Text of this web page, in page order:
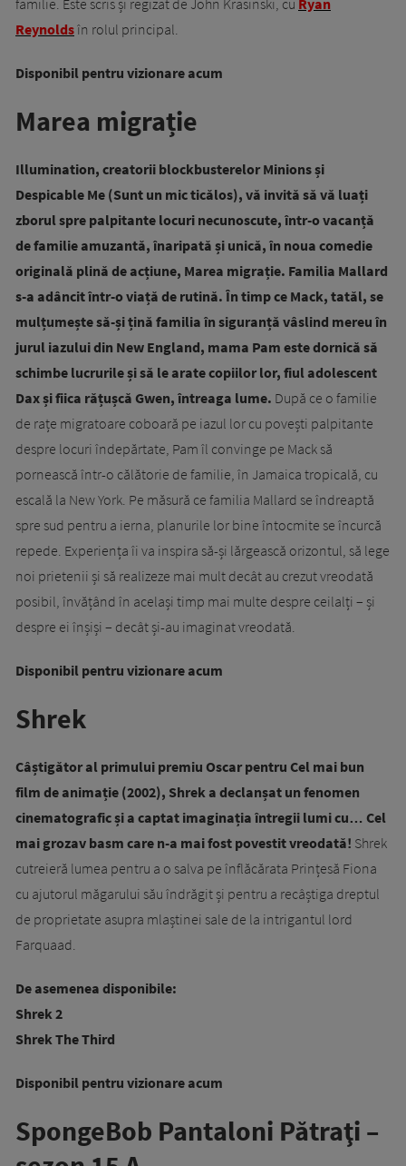
Reynoldsîn rolul principal.
Disponibil pentru vizionare acum
Marea migrație
Illumination, creatorii blockbusterelor Minions și
Despicable Me (Sunt un mic ticălos), vă invită să vă luați
zborul spre palpitante locuri necunoscute, într-o vacanță
de familie amuzantă, înaripată și unică, în noua comedie
originală plină de acțiune, Marea migrație. Familia Mallard
s-a adâncit într-o viață de rutină. În timp ce Mack, tatăl, se
mulțumește să-și țină familia în siguranță vâslind mereu în
jurul iazului din New England, mama Pam este dornică să
schimbe lucrurile și să le arate copiilor lor, fiul adolescent
Dax și fiica rățușcă Gwen, întreaga lume. După ce o familie
de rațe migratoare coboară pe iazul lor cu povești palpitante
despre locuri îndepărtate, Pam îl convinge pe Mack să
pornească într-o călătorie de familie, în Jamaica tropicală, cu
escală la New York. Pe măsură ce familia Mallard se îndreaptă
spre sud pentru a ierna, planurile lor bine întocmite se încurcă
repede. Experiența îi va inspira să-și lărgească orizontul, să lege
noi prietenii și să realizeze mai mult decât au crezut vreodată
posibil, învățând în același timp mai multe despre ceilalți – și
despre ei înșiși – decât și-au imaginat vreodată.
Disponibil pentru vizionare acum
Shrek
Câștigător al primului premiu Oscar pentru Cel mai bun
film de animație (2002), Shrek a declanșat un fenomen
cinematografic și a captat imaginația întregii lumi cu… Cel
mai grozav basm care n-a mai fost povestit vreodată! Shrek
cutreieră lumea pentru a o salva pe înflăcărata Prințesă Fiona
cu ajutorul măgarului său îndrăgit și pentru a recâștiga dreptul
de proprietate asupra mlaștinei sale de la intrigantul lord
Farquaad.
De asemenea disponibile:
Shrek 2
Shrek The Third
Disponibil pentru vizionare acum
SpongeBob Pantaloni Pătraţi –